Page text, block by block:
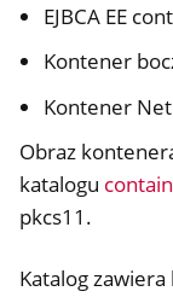
EJBCA EE
Kontener
Kontener
Obraz
katalogu
pkcs11.
Katalog